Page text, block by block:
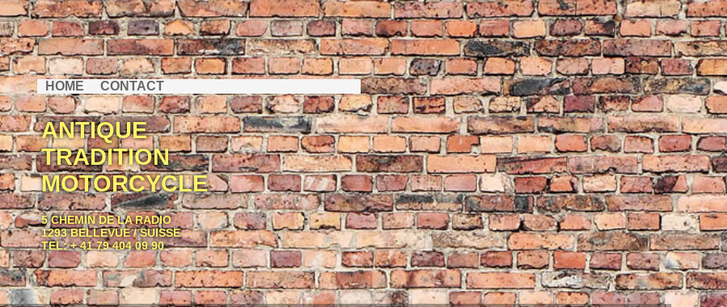
HOME CONTACT
ANTIQUE
TRADITION
MOTORCYCLE
5 CHEMIN DE LA RADIO
1293 BELLEVUE / SUISSE
TEL: + 41 79 404 09 90